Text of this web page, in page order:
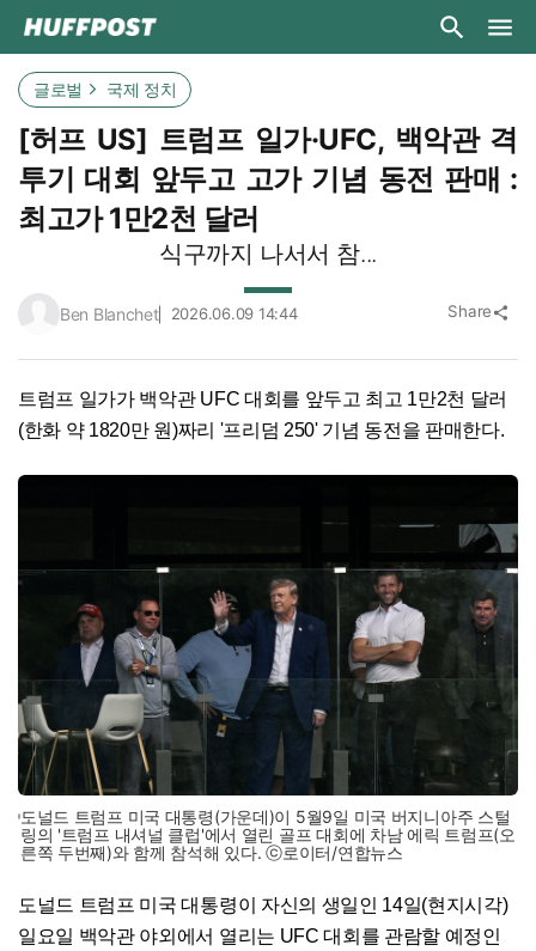
글로벌 국제 정치
[허프 US] 트럼프 일가·UFC, 백악관 격
투기 대회 앞두고 고가 기념 동전 판매 :
최고가 1만2천 달러
식구까지 나서서 참...
Ben Blanchet 2026.06.09 14:44 Share share
트럼프 일가가 백악관 UFC 대회를 앞두고 최고 1만2천 달러
(한화 약 1820만 원)짜리 '프리덤 250' 기념 동전을 판매한다.
도널드 트럼프 미국 대통령(가운데)이 5월9일 미국 버지니아주 스털
링의 '트럼프 내셔널 클럽'에서 열린 골프 대회에 차남 에릭 트럼프(오
른쪽 두번째)와 함께 참석해 있다. ⓒ로이터/연합뉴스
도널드 트럼프 미국 대통령이 자신의 생일인 14일(현지시각)
일요일 백악관 야외에서 열리는 UFC 대회를 관람할 예정인